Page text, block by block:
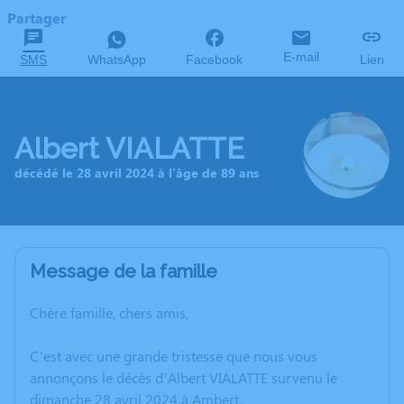
Partager
SMS WhatsApp Facebook E-mail Lien
Albert VIALATTE
décédé le 28 avril 2024 à l'âge de 89 ans
Message de la famille
Chère famille, chers amis,
C’est avec une grande tristesse que nous vous
annonçons le décès d’Albert VIALATTE survenu le
dimanche 28 avril 2024 à Ambert.